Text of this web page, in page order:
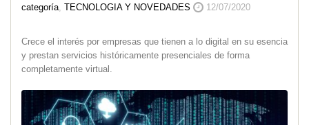
categoría, TECNOLOGIA Y NOVEDADES 12/07/2020
Crece el interés por empresas que tienen a lo digital en su esencia
y prestan servicios históricamente presenciales de forma
completamente virtual.